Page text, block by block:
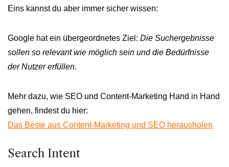
Eins kannst du aber immer sicher wissen:
Google hat ein übergeordnetes Ziel: Die Suchergebnisse
sollen so relevant wie möglich sein und die Bedürfnisse
der Nutzer erfüllen.
Mehr dazu, wie SEO und Content-Marketing Hand in Hand
gehen, findest du hier:
Das Beste aus Content-Marketing und SEO herausholen
Search Intent